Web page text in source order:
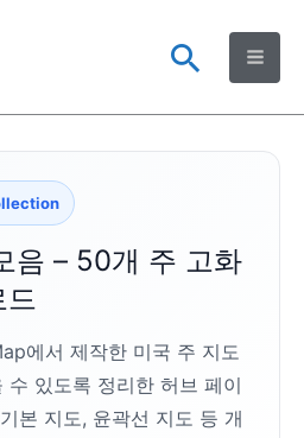
검
색
음 – 50개 주 고화
드
에서 제작한 미국 주 지도
수 있도록 정리한 허브 페이
본 지도, 윤곽선 지도 등 개